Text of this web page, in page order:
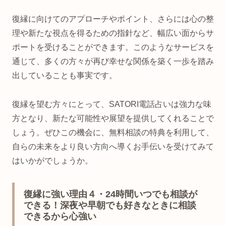
復縁に向けてのアプローチやポイント、さらには心の整
理や新たな視点を得るための指針など、幅広い面からサ
ポートを受けることができます。このようなサービスを
通じて、多くの方々が再び幸せな関係を築く一歩を踏み
出していることも事実です。
復縁を望む方々にとって、SATORI電話占いは強力な味
方となり、新たな可能性や展望を提供してくれることで
しょう。ぜひこの機会に、無料相談の特典を利用して、
自らの未来をより良い方向へ導くお手伝いを受けてみて
はいかがでしょうか。
復縁に強い理由４・24時間いつでも相談が
できる！深夜や早朝でも好きなときに相談
できるから心強い